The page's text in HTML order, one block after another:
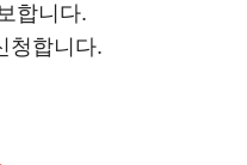
합니다.
청합니다.